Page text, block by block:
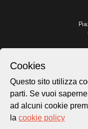
Cookies
Questo sito utilizza
parti. Se vuoi
ad alcuni cookie
la cookie policy